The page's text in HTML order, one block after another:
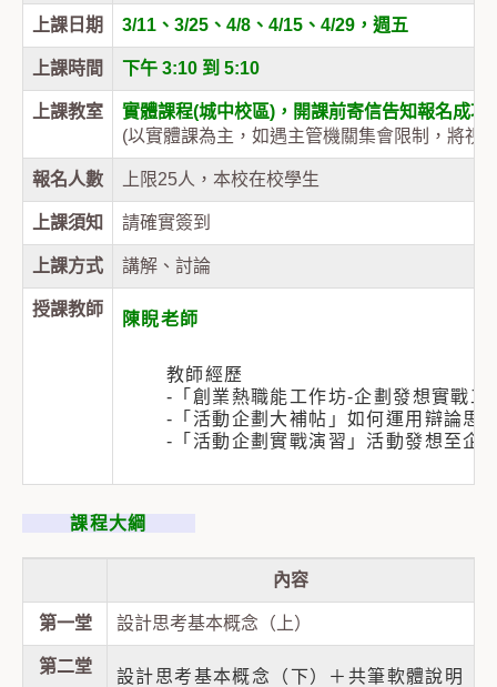
上課日期 3/11、3/25、4/8、4/15、4/29，週五
上課時間 下午 3:10 到 5:10
上課教室
實體課程(城中校區)，開課前寄信告知報名成功
(以實體課為主，如遇主管機關集會限制，將視
報名人數 上限25人，本校在校學生
上課須知 請確實簽到
上課方式 講解、討論
授課教師
陳睨老師
教師經歷
-「創業熱職能工作坊-企劃發想實戰
-「活動企劃大補帖」如何運用辯論思
-「活動企劃實戰演習」活動發想至企
課程大綱
內容
第一堂 設計思考基本概念（上）
第二堂
設計思考基本概念（下）＋共筆軟體說明